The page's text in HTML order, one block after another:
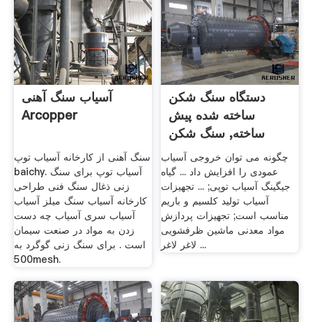
آسیاب سنگ آهنی
Arcopper
سنگ آهنی از کارخانه آسیاب توپ
baichy. آسیاب توپ برای سنگ
زنی ذغال سنگ فنی طراحی
کارخانه آسیاب سنگ میلز آسیاب
آسیاب سری آسیاب چه دست
زدن به مواد در صنعت سیمان
است . برای سنگ زنی گوگرد به
500mesh.
دستگاه سنگ شکن
ساخته شده پیش
ساخته, سنگ شکن
مخروطی 3 سیم
سیمون
چگونه می توان خروجی آسیاب
عمودی را افزایش داد ... گیاه
جیگینگ آسیاب توپی; ... تجهیزات
آسیاب تولید کلسیم و باریم
مناسب است; تجهیزات پردازش
مواد معدنی ماشین ظرفشویی
لاغر لاغر ...